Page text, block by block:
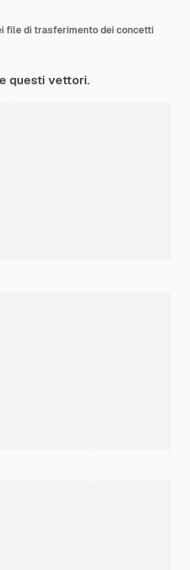
file di trasferimento dei concetti
questi vettori.